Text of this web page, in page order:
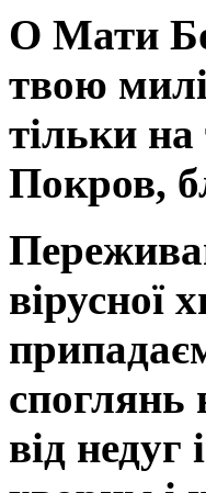
О Мати
твою
тільки
Покров,
вірусної
споглянь
від недуг